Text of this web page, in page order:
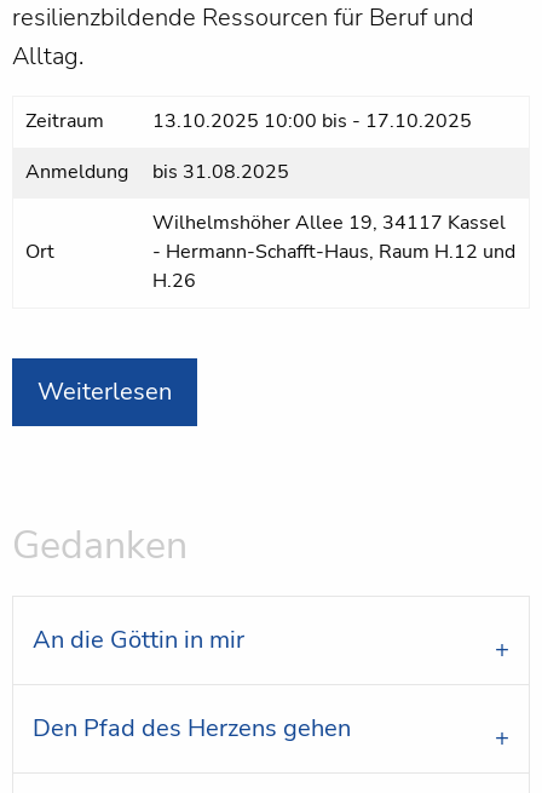
resilienzbildende Ressourcen für Beruf und
Alltag.
Zeitraum 13.10.2025 10:00 bis - 17.10.2025
Anmeldung
bis 31.08.2025
Ort
Wilhelmshöher Allee 19, 34117 Kassel
- Hermann-Schafft-Haus, Raum H.12 und
H.26
Weiterlesen
Gedanken
An die Göttin in mir
Den Pfad des Herzens gehen